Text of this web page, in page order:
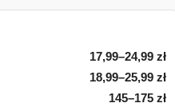
17,99–24,99 zł
18,99–25,99 zł
145–175 zł